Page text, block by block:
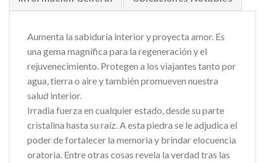
Aumenta la sabiduría interior y proyecta amor. Es
una gema magnífica para la regeneración y el
rejuvenecimiento. Protegen a los viajantes tanto por
agua, tierra o aire y también promueven nuestra
salud interior.
Irradia fuerza en cualquier estado, desde su parte
cristalina hasta su raíz. A esta piedra se le adjudica el
poder de fortalecer la memoria y brindar elocuencia
oratoria. Entre otras cosas revela la verdad tras las